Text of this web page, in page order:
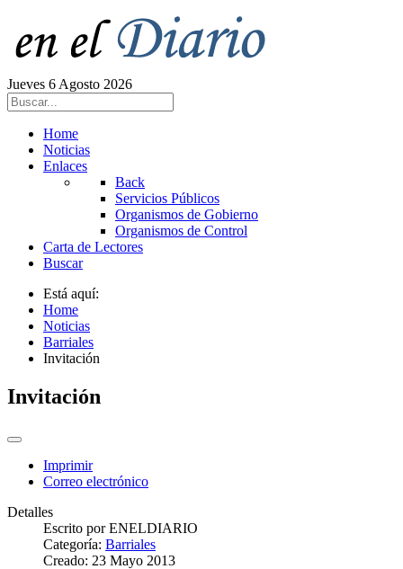
Jueves 6 Agosto 2026
Home
Noticias
Enlaces
Back
Servicios Públicos
Organismos de Gobierno
Organismos de Control
Carta de Lectores
Buscar
Está aquí:
Home
Noticias
Barriales
Invitación
Invitación
Imprimir
Correo electrónico
Detalles
Escrito porENELDIARIO
Categoría: Barriales
Creado: 23 Mayo 2013